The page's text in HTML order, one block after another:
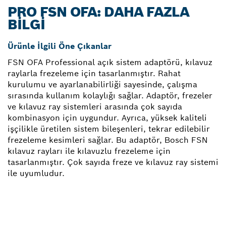
PRO FSN OFA: DAHA FAZLA
BILGI
Ürünle İlgili Öne Çıkanlar
FSN OFA Professional açık sistem adaptörü, kılavuz
raylarla frezeleme için tasarlanmıştır. Rahat
kurulumu ve ayarlanabilirliği sayesinde, çalışma
sırasında kullanım kolaylığı sağlar. Adaptör, frezeler
ve kılavuz ray sistemleri arasında çok sayıda
kombinasyon için uygundur. Ayrıca, yüksek kaliteli
işçilikle üretilen sistem bileşenleri, tekrar edilebilir
frezeleme kesimleri sağlar. Bu adaptör, Bosch FSN
kılavuz rayları ile kılavuzlu frezeleme için
tasarlanmıştır. Çok sayıda freze ve kılavuz ray sistemi
ile uyumludur.